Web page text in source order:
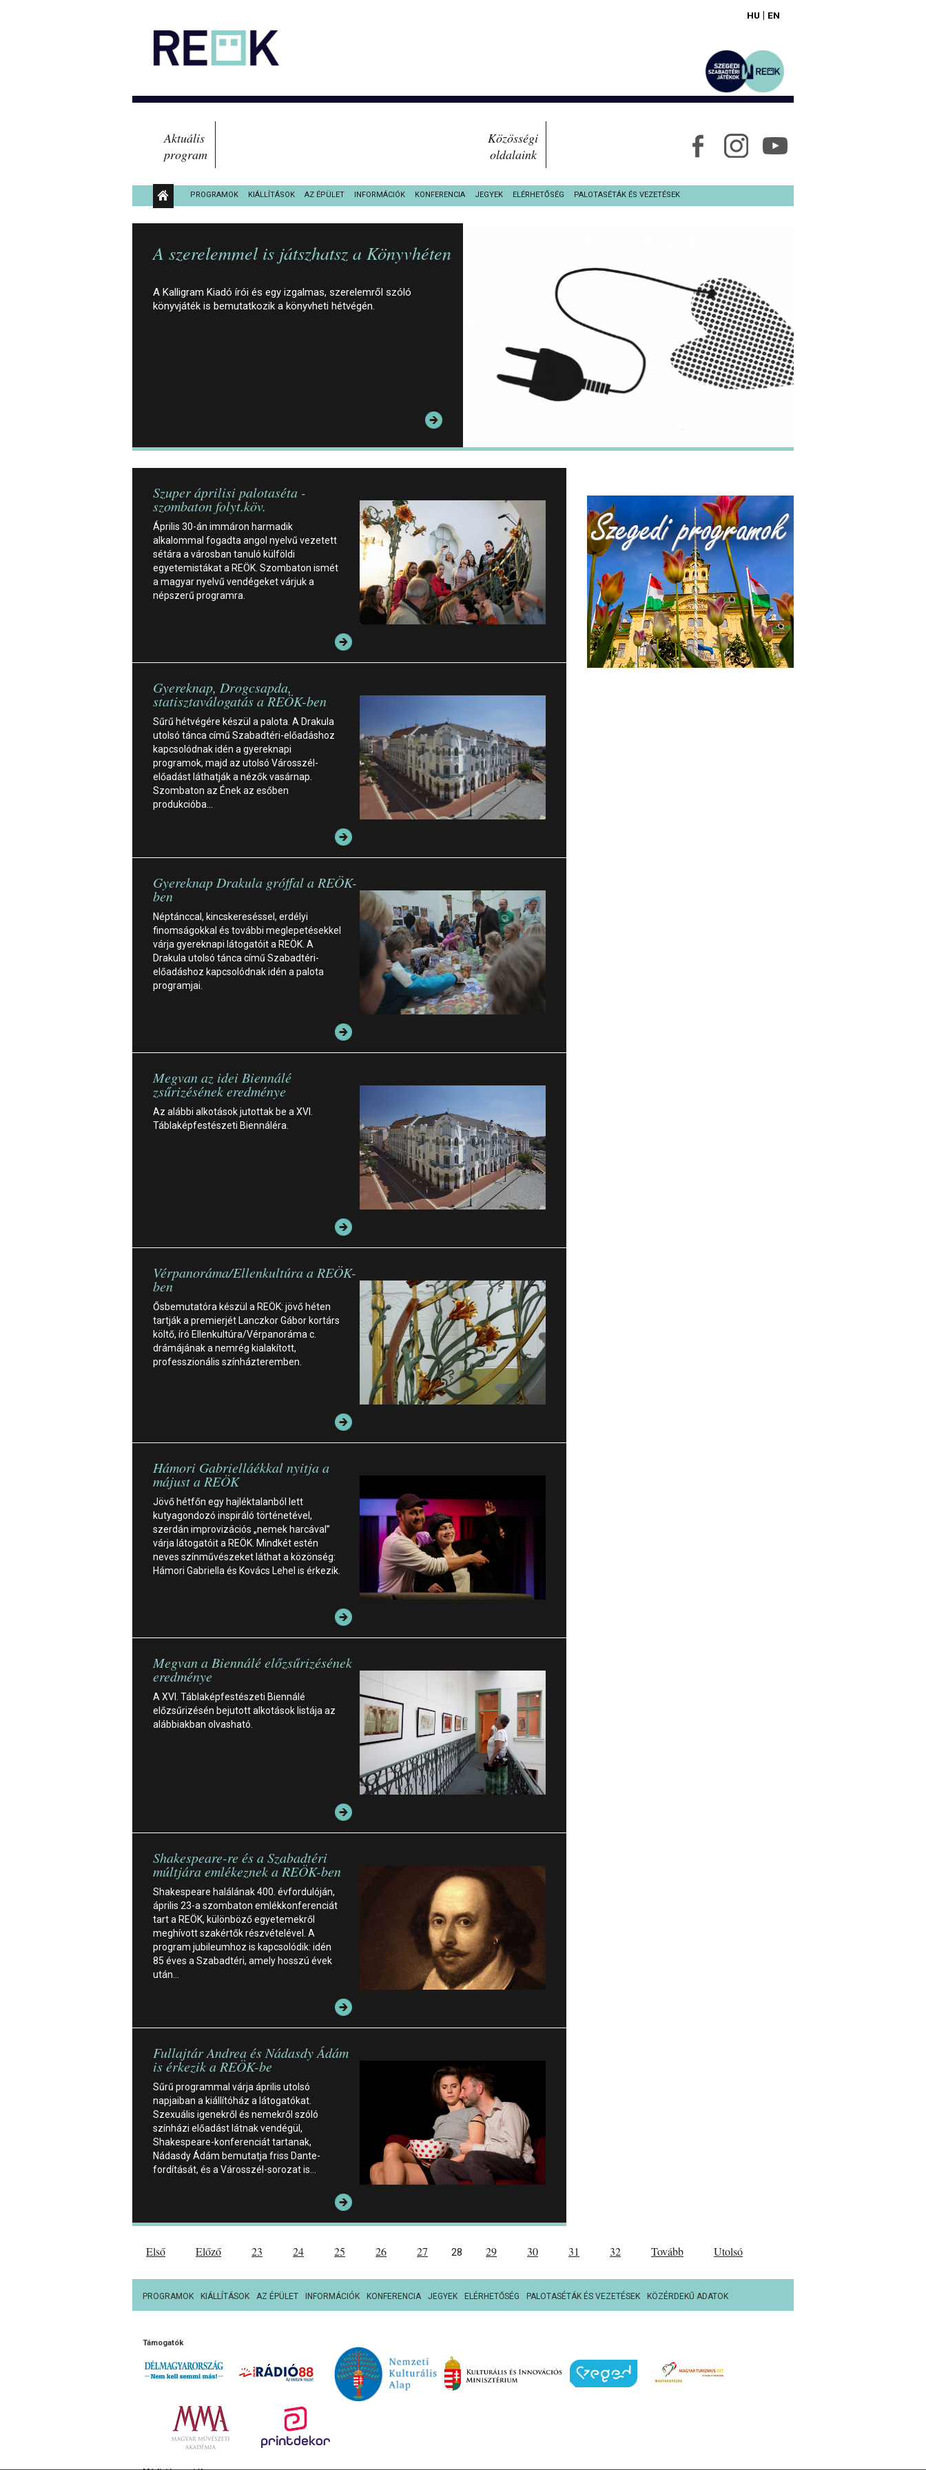
Aktuális
program
Közösségi
oldalaink
HU | EN
PROGRAMOK KIÁLLÍTÁSOK AZ ÉPÜLET INFORMÁCIÓK KONFERENCIA JEGYEK ELÉRHETŐSÉG PALOTASÉTÁK ÉS VEZETÉSEK
KÖZÉRDEKŰ ADATOK
A szerelemmel is játszhatsz a Könyvhéten
A Kalligram Kiadó írói és egy izgalmas, szerelemről szóló
könyvjáték is bemutatkozik a könyvheti hétvégén.
Szuper áprilisi palotaséta -
szombaton folyt.köv.
Április 30-án immáron harmadik
alkalommal fogadta angol nyelvű vezetett
sétára a városban tanuló külföldi
egyetemistákat a REÖK. Szombaton ismét
a magyar nyelvű vendégeket várjuk a
népszerű programra.
Gyereknap, Drogcsapda,
statisztaválogatás a REÖK-ben
Sűrű hétvégére készül a palota. A Drakula
utolsó tánca című Szabadtéri-előadáshoz
kapcsolódnak idén a gyereknapi
programok, majd az utolsó Városszél-
előadást láthatják a nézők vasárnap.
Szombaton az Ének az esőben
produkcióba…
Gyereknap Drakula gróffal a REÖK-
ben
Néptánccal, kincskereséssel, erdélyi
finomságokkal és további meglepetésekkel
várja gyereknapi látogatóit a REÖK. A
Drakula utolsó tánca című Szabadtéri-
előadáshoz kapcsolódnak idén a palota
programjai.
Megvan az idei Biennálé
zsűrizésének eredménye
Az alábbi alkotások jutottak be a XVI.
Táblaképfestészeti Biennáléra.
Vérpanoráma/Ellenkultúra a REÖK-
ben
Ősbemutatóra készül a REÖK: jövő héten
tartják a premierjét Lanczkor Gábor kortárs
költő, író Ellenkultúra/Vérpanoráma c.
drámájának a nemrég kialakított,
professzionális színházteremben.
Hámori Gabrielláékkal nyitja a
májust a REÖK
Jövő hétfőn egy hajléktalanból lett
kutyagondozó inspiráló történetével,
szerdán improvizációs „nemek harcával”
várja látogatóit a REÖK. Mindkét estén
neves színművészeket láthat a közönség:
Hámori Gabriella és Kovács Lehel is érkezik.
Megvan a Biennálé előzsűrizésének
eredménye
A XVI. Táblaképfestészeti Biennálé
előzsűrizésén bejutott alkotások listája az
alábbiakban olvasható.
Shakespeare-re és a Szabadtéri
múltjára emlékeznek a REÖK-ben
Shakespeare halálának 400. évfordulóján,
április 23-a szombaton emlékkonferenciát
tart a REÖK, különböző egyetemekről
meghívott szakértők részvételével. A
program jubileumhoz is kapcsolódik: idén
85 éves a Szabadtéri, amely hosszú évek
után…
Fullajtár Andrea és Nádasdy Ádám
is érkezik a REÖK-be
Sűrű programmal várja április utolsó
napjaiban a kiállítóház a látogatókat.
Szexuális igenekről és nemekről szóló
színházi előadást látnak vendégül,
Shakespeare-konferenciát tartanak,
Nádasdy Ádám bemutatja friss Dante-
fordítását, és a Városszél-sorozat is…
Első Előző 23 24 25 26 27 28 29 30 31 32 Tovább Utolsó
PROGRAMOK KIÁLLÍTÁSOK AZ ÉPÜLET INFORMÁCIÓK KONFERENCIA JEGYEK ELÉRHETŐSÉG PALOTASÉTÁK ÉS VEZETÉSEK KÖZÉRDEKŰ ADATOK
Támogatók